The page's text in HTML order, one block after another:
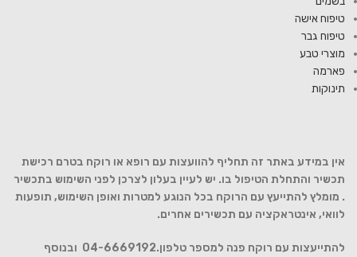
טיפוח אישה
טיפוח גבר
מוצרי טבע
פארמה
תינוקות
אין במידע באתר זה תחליף להוועצות עם רופא או רוקח בטרם רכישת
תכשיר והתחלת הטיפול בו. יש לעיין בעלון לצרכן לפני השימוש בתכשיר
. מומלץ להתייעץ עם הרוקח בכל הנוגע למטרות ואופן השימוש, תופעות
לוואי, אינטראקציה עם תכשירים אחרים.
להתייעצות עם רוקח פנה למספר טלפון.04-6669192 ובנוסף